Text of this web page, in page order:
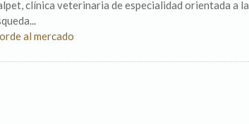
clínica veterinaria de especialidad orientada a
al mercado